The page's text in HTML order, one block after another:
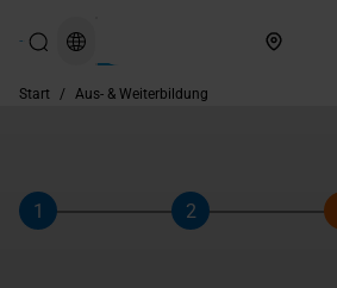
Start / Aus- & Weiterbildung
Schritt
1
Schritt
2